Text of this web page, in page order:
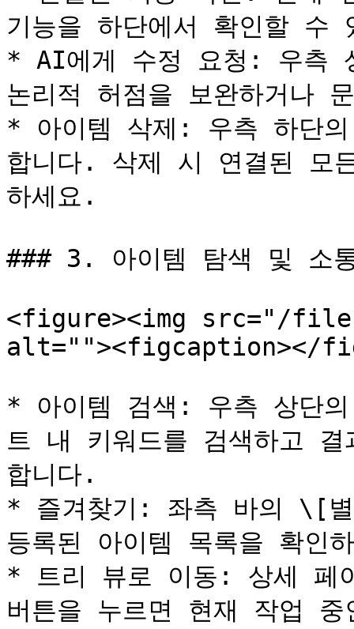
기능을 하단에서 확인할 수
* AI에게 수정 요청: 우측
논리적 허점을 보완하거나
* 아이템 삭제: 우측 하단
합니다. 삭제 시 연결된 모
하세요.
### 3. 아이템 탐색 및 소
<figure><img src="/files/
alt=""><figcaption></
* 아이템 검색: 우측 상단
트 내 키워드를 검색하고
합니다.
* 즐겨찾기: 좌측 바의 \[별
등록된 아이템 목록을 확인
* 트리 뷰로 이동: 상세 페
버튼을 누르면 현재 작업